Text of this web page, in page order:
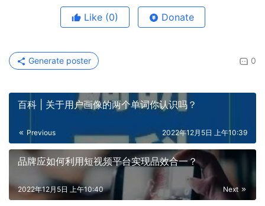
Like (0) Donate
0
Generate poster
百科 | 关于用户画像的两个单词你认识吗？
Previous 2022年12月5日 上午10:39
品牌应如何利用短视频平台实现品效合一？
Next
2022年12月5日 上午10:40